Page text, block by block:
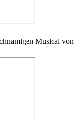
Musical von